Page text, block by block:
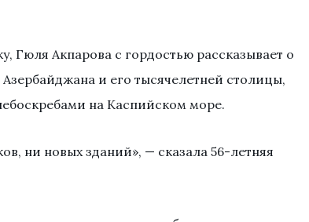
Гюля Акпарова с гордостью рассказывает о
и его тысячелетней столицы,
на Каспийском море.
ни новых зданий», — сказала 56-летняя